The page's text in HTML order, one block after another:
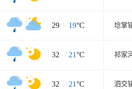
29 / 19°C 埝掌
32 / 21°C 祁家
32 / 21°C 泗交